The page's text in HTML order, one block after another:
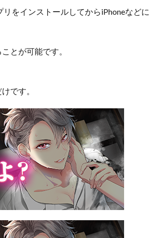
をインストールしてからiPhoneなどに
とが可能です。
です。